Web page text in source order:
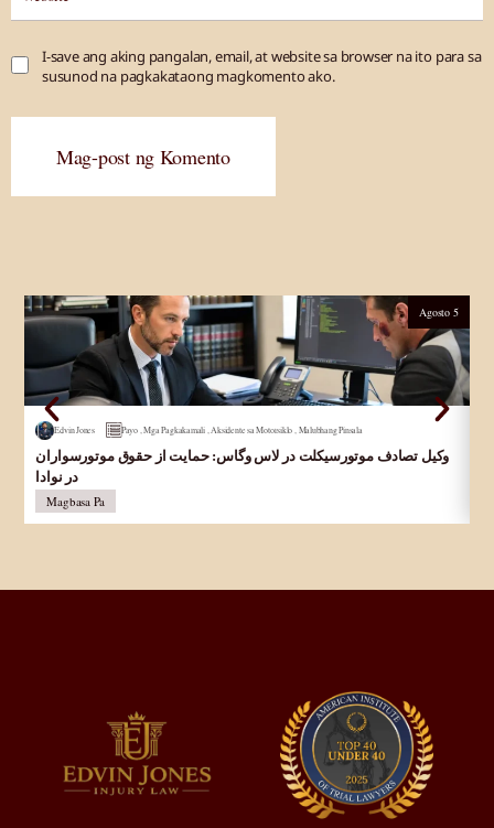
I-save ang aking pangalan, email, at website sa browser na ito para sa
susunod na pagkakataong magkomento ako.
Mag-post ng Komento
Agosto 5
Edvin Jones Payo ,Mga Pagkakamali ,Aksidente sa Motorsiklo , Malubhang Pinsala
وکیل تصادف موتورسیکلت در لاس وگاس: حمایت از حقوق موتورسواران
در نوادا
Magbasa Pa